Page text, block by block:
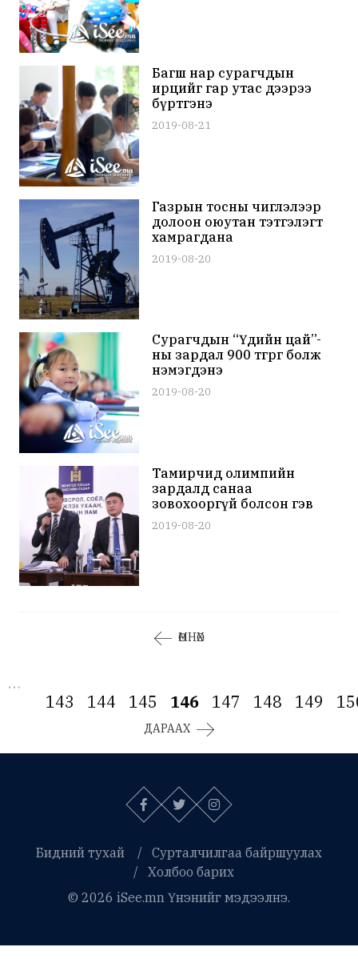
Багш нар сурагчдын
ирцийг гар утас дээрээ
бүртгэнэ
2019-08-21
Газрын тосны чиглэлээр
долоон оюутан тэтгэлэгт
хамрагдана
2019-08-20
Сурагчдын “Үдийн цай”-
ны зардал 900 төгрөг болж
нэмэгдэнэ
2019-08-20
Тамирчид олимпийн
зардалд санаа
зовохооргүй болсон гэв
2019-08-20
ӨМНӨХ
…
143
144 145 146 147 148 149
ДАРААХ
Бидний тухай
Сурталчилгаа байршуулах
Холбоо барих
© 2026 iSee.mn Үнэнийг мэдээлнэ.